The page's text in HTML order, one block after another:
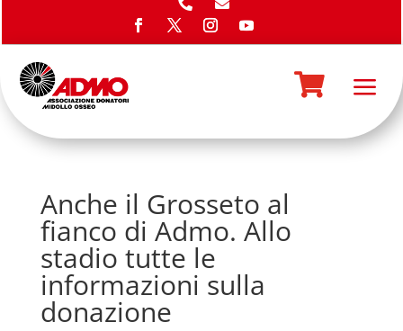
 
 a
Anche il Grosseto al
fianco di Admo. Allo
stadio tutte le
informazioni sulla
donazione